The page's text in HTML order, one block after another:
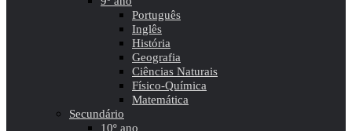
Português
Inglês
História
Geografia
Ciências Naturais
Físico-Química
Matemática
Secundário
10º ano